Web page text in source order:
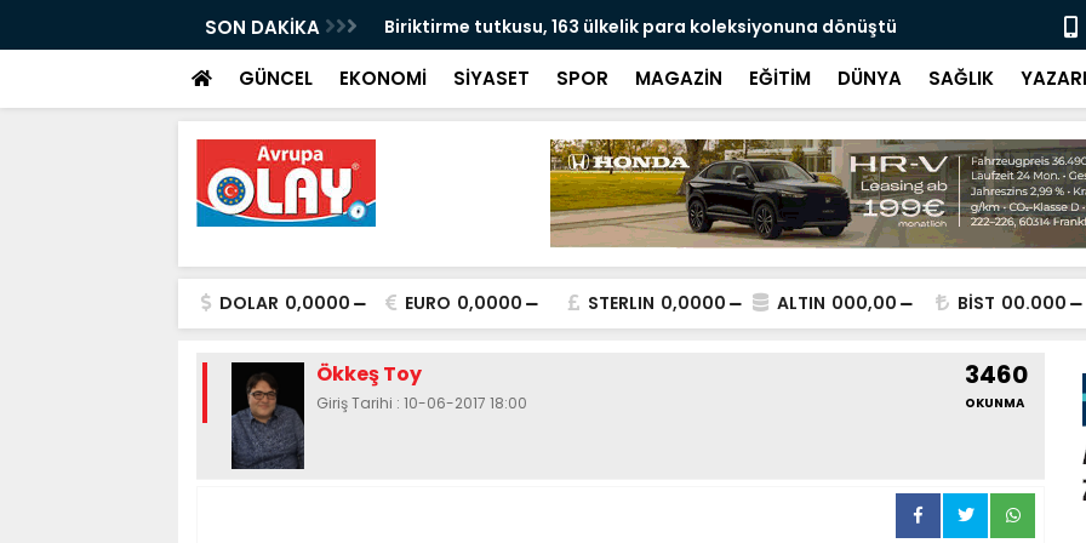
SON DAKİKA
farklı inançların temsilcileri aynı duada Biriktirme tutkusu, 163 ülkelik para koleksiyonuna dönüştü
Dünya
GÜNCEL EKONOMİ SİYASET SPOR MAGAZİN EĞİTİM DÜNYA SAĞLIK
DOLAR 0,0000 EURO 0,0000 STERLIN 0,0000 ALTIN 000,00 BİST 00.000
Ökkeş Toy
Giriş Tarihi : 10-06-2017 18:00
3460
OKUNMA